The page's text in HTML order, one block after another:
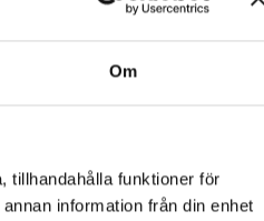
Om
tillhandahålla funktioner för
information från din enhet
Produktdetaljer
stål med det så kallade Dark
metallen på olika sätt så får man
Längd: 61,5 cm, Vikt 2,6 kg.
cm, Längd: 72 cm, Vikt 3 kg.